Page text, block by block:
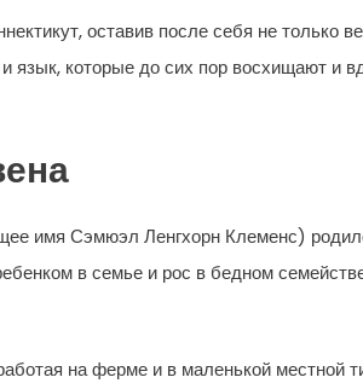
оставив после себя не только
язык, которые до сих пор восхищают и
имя Сэмюэл Ленгхорн Клеменс)
в семье и рос в бедном
на ферме и в маленькой местной